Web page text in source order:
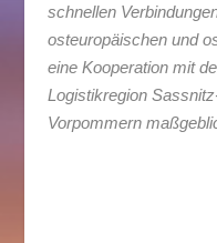
schnellen
osteuropäischen und
eine Kooperation mit
Logistikregion
Vorpommern